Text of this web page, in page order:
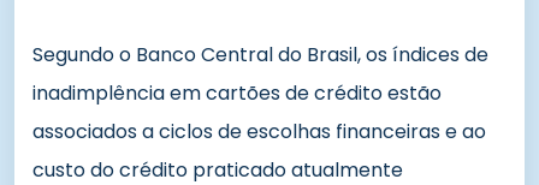
Segundo o Banco Central do Brasil, os índices de
inadimplência em cartões de crédito estão
associados a ciclos de escolhas financeiras e ao
custo do crédito praticado atualmente